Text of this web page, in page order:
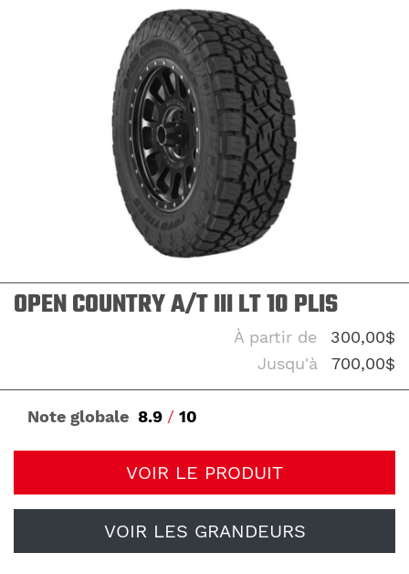
OPEN COUNTRY A/T III LT 10 PLIS
À partir de
300,00$
Jusqu'à
700,00$
Note globale 8.9 / 10
VOIR LE PRODUIT
VOIR LES GRANDEURS